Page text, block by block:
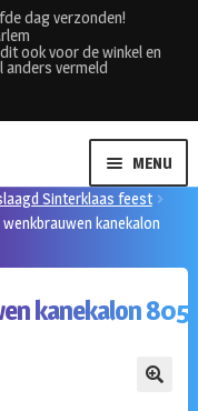
dag verzonden!
ook voor de winkel en
anders vermeld
MENU
Sinterklaas feest
kanekalon
kanekalon 805